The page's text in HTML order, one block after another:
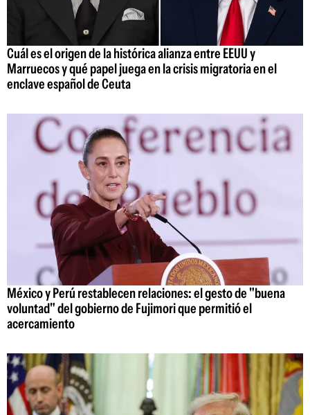
Cuál es el origen de la histórica alianza entre EEUU y
Marruecos y qué papel juega en la crisis migratoria en el
enclave español de Ceuta
México y Perú restablecen relaciones: el gesto de "buena
voluntad" del gobierno de Fujimori que permitió el
acercamiento